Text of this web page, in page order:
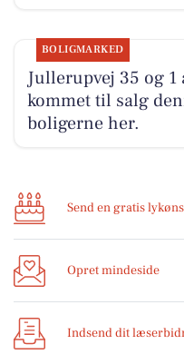
BOLIGMARKED
Jullerupvej 35 og
kommet til salg
boligerne her.
Send en gratis
Opret mindeside
Indsend dit